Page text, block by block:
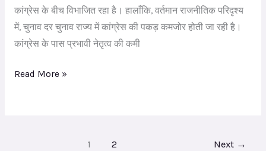
कांग्रेस के बीच विभाजित रहा है। हालाँकि, वर्तमान राजनीतिक परिदृश्य
में, चुनाव दर चुनाव राज्य में कांग्रेस की पकड़ कमजोर होती जा रही है।
कांग्रेस के पास प्रभावी नेतृत्व की कमी
(राजनीतिक
रणनीतिकार)
Read More »
1 2 Next →